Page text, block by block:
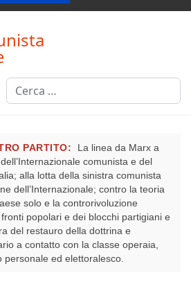
Cerca
PARTITO:
La linea da Marx a
comunista e del
alla lotta della sinistra comunista
dell’Internazionale; contro la teoria
solo e la controrivoluzione
popolari e dei blocchi partigiani e
del restauro della dottrina e
a contatto con la classe operaia,
personale ed elettoralesco.